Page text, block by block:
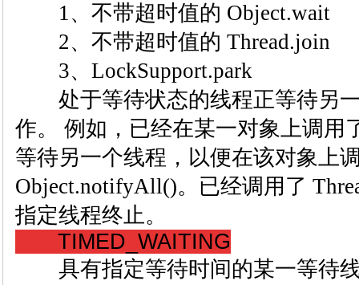
1、不带超时值的 Object.wait
2、不带超时值的 Thread.join
3、LockSupport.park
处于等待状态的线程正等待另一
作。 例如，已经在某一对象上调用
等待另一个线程，以便在该对象上
Object.notifyAll()。已经调用了
指定线程终止。
TIMED_WAITING
具有指定等待时间的某一等待线